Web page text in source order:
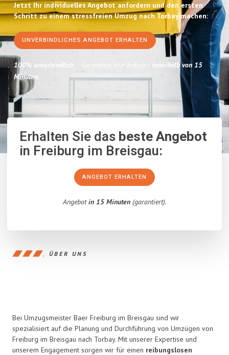
Jetzt Ihr individuelles Angebot anfordern und den ersten
Schritt zu einem stressfreien Umzug nach Torbay machen:
UNVERBINDLICHES ANGEBOT ERHALTEN
100% unverbindlich – Garantiert eine Antwort innerhalb von 15
Minuten.
Erhalten Sie dasbeste Angebot
in Freiburg im Breisgau:
ANGEBOT ERHALTEN
Angebotin 15 Minuten(garantiert).
ÜBER UNS
Bei Umzugsmeister Baer Freiburg im Breisgau sind wir
spezialisiert auf die Planung und Durchführung von Umzügen von
Freiburg im Breisgau nach Torbay. Mit unserer Expertise und
unserem Engagement sorgen wir für einen reibungslosen